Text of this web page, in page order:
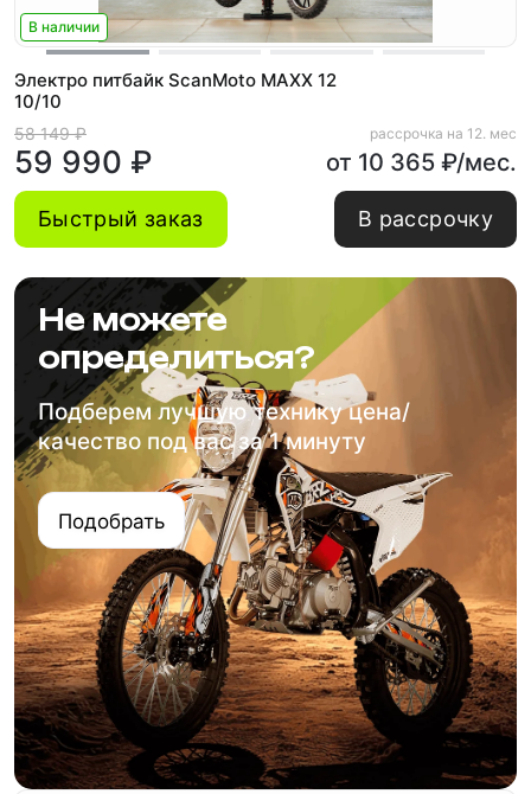
В наличии
Электро питбайк ScanMoto MAXX 12
10/10
58 149 ₽
59 990 ₽
рассрочка на 12. мес
от 10 365 ₽/мес.
Быстрый заказ В рассрочку
Не можете
определиться?
Подберем лучшую технику цена/
качество под вас за 1 минуту
Подобрать